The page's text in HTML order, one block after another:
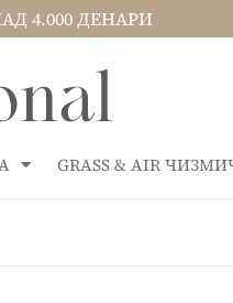
4.000 ДЕНАРИ
GRASS & AIR